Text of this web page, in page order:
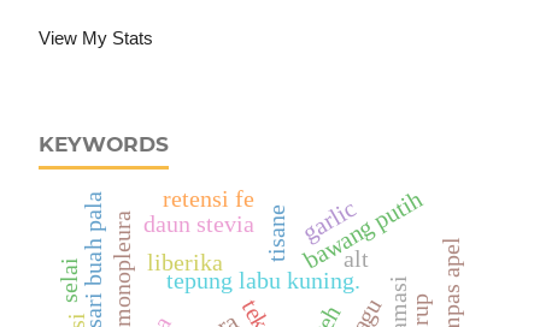
View My Stats
KEYWORDS
tepung labu kuning.
bawang putih
sari buah pala liberika tisane alt ampas apel
selai
daun stevia
retensi fe garlic